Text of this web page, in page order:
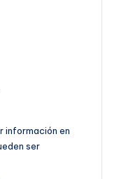
información en
ser